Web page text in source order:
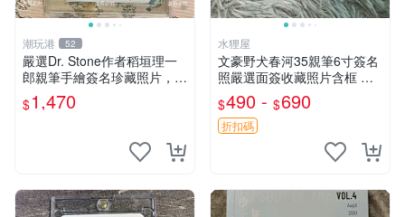
潮玩港 52
嚴選Dr. Stone作者稻垣理一
郎親筆手繪簽名珍藏照片，3
英寸真品實拍 石紀、DoctorS
tone、收藏
$1,470
水狸屋
文豪野犬春河35親筆6寸簽名
照嚴選面簽收藏照片含框 文
豪野犬簽名周邊 照片 標籤
$490 - $690
折扣碼